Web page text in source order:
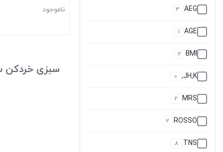
AEG
3
AGE
1
BMI
2
JH;K,
0
MRS
2
ROSSO
2
TNS
8
ناموجود
سبزی خردكن